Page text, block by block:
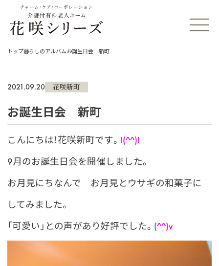
チャーム・ケア・コーポレーション
トップ暮らしのアルバムお誕生日会 新町
2021.09.20 花咲新町
お誕生日会 新町
こんにちは！花咲新町です。 !(^^)!
9月のお誕生日会を開催しました。
お月見にちなんで お月見とウサギの和菓子に
してみました。
「可愛い」との声があり好評でした。 (^^)v